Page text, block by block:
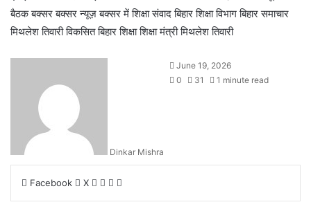
बैठक बक्सर बक्सर न्यूज़ बक्सर में शिक्षा संवाद बिहार शिक्षा विभाग बिहार समाचार
मिथलेश तिवारी विकसित बिहार शिक्षा शिक्षा मंत्री मिथलेश तिवारी
Dinkar Mishra
June 19, 2026
0
31 1 minute read
Facebook X
L W S